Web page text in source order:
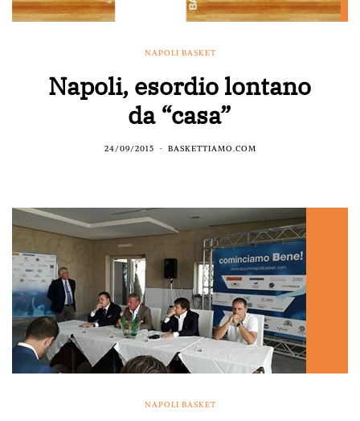
NAPOLI BASKET
Napoli, esordio lontano
da “casa”
24/09/2015 BASKETTIAMO.COM
NAPOLI BASKET